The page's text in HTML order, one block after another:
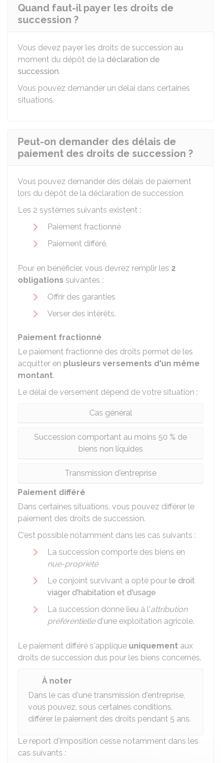
Quand faut-il payer les droits de
succession ?
Vous devez payer les droits de succession au
moment du dépôt de la déclaration de
succession.
Vous pouvez demander un délai dans certaines
situations.
Peut-on demander des délais de
paiement des droits de succession ?
Vous pouvez demander des délais de paiement
lors du dépôt de la déclaration de succession.
Les 2 systèmes suivants existent :
Paiement fractionné
Paiement différé.
Pour en bénéficier, vous devrez remplir les 2
obligations suivantes :
Offrir des garanties
Verser des intérêts.
Paiement fractionné
Le paiement fractionné des droits permet de les
acquitter en plusieurs versements d'un même
montant.
Le délai de versement dépend de votre situation :
Cas général
Succession comportant au moins 50 % de
biens non liquides
Transmission d'entreprise
Paiement différé
Dans certaines situations, vous pouvez différer le
paiement des droits de succession.
C'est possible notamment dans les cas suivants :
La succession comporte des biens en
nue-propriété
Le conjoint survivant a opté pour le droit
viager d'habitation et d'usage
La succession donne lieu à l'attribution
préférentielled'une exploitation agricole.
Le paiement différé s'applique uniquement aux
droits de succession dus pour les biens concernés.
À noter
Dans le cas d'une transmission d'entreprise,
vous pouvez, sous certaines conditions,
différer le paiement des droits pendant 5 ans.
Le report d'imposition cesse notamment dans les
cas suivants :